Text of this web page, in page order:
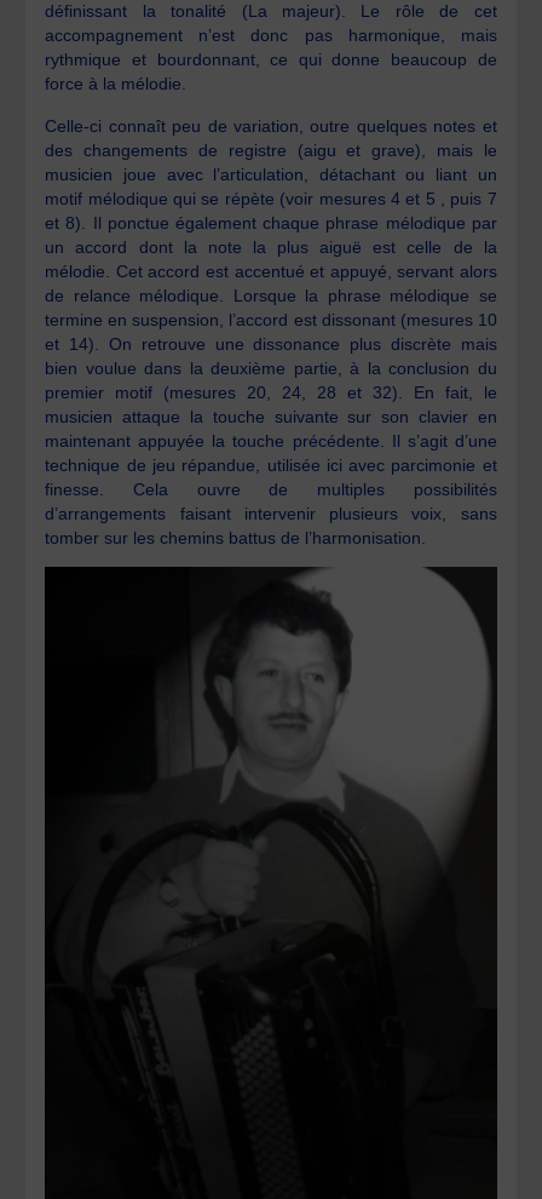
définissant la tonalité (La majeur). Le rôle de cet
accompagnement n’est donc pas harmonique, mais
rythmique et bourdonnant, ce qui donne beaucoup de
force à la mélodie.
Celle-ci connaît peu de variation, outre quelques notes et
des changements de registre (aigu et grave), mais le
musicien joue avec l’articulation, détachant ou liant un
motif mélodique qui se répète (voir mesures 4 et 5 , puis 7
et 8). Il ponctue également chaque phrase mélodique par
un accord dont la note la plus aiguë est celle de la
mélodie. Cet accord est accentué et appuyé, servant alors
de relance mélodique. Lorsque la phrase mélodique se
termine en suspension, l’accord est dissonant (mesures 10
et 14). On retrouve une dissonance plus discrète mais
bien voulue dans la deuxième partie, à la conclusion du
premier motif (mesures 20, 24, 28 et 32). En fait, le
musicien attaque la touche suivante sur son clavier en
maintenant appuyée la touche précédente. Il s’agit d’une
technique de jeu répandue, utilisée ici avec parcimonie et
finesse. Cela ouvre de multiples possibilités
d’arrangements faisant intervenir plusieurs voix, sans
tomber sur les chemins battus de l’harmonisation.